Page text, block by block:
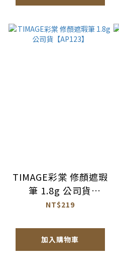
TIMAGE彩棠 修顏遮瑕
筆 1.8g 公司貨
【AP123】
NT$219
加入購物車